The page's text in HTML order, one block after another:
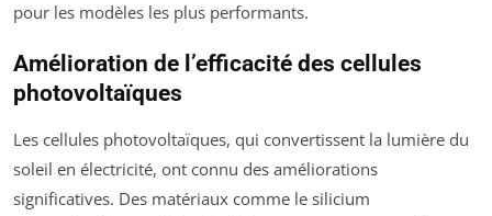
pour les modèles les plus performants.
Amélioration de l’efficacité des cellules
photovoltaïques
Les cellules photovoltaïques, qui convertissent la lumière du
soleil en électricité, ont connu des améliorations
significatives. Des matériaux comme le silicium